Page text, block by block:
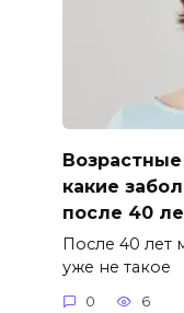
какие
после 40
После 40 лет
уже не такое
0 6